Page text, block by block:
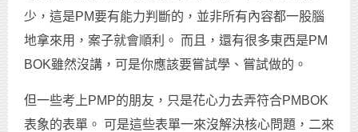
少，這是PM要有能力判斷的，並非所有內容都一股腦
地拿來用，案子就會順利。 而且，還有很多東西是PM
BOK雖然沒講，可是你應該要嘗試學、嘗試做的。
但一些考上PMP的朋友，只是花心力去弄符合PMBOK
表象的表單。 可是這些表單一來沒解決核心問題，二來